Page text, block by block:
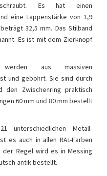
Es hat einen
eine Lappenstärke von 1,9
32,5 mm. Das Stilband
Es ist mit dem Zierknopf
werden aus massiven
und gebohrt. Sie sind durch
den Zwischenring praktisch
60 mm und 80 mm bestellt
unterschiedlichen Metall-
es auch in allen RAL-Farben
der Regel wird es in Messing
antik bestellt.